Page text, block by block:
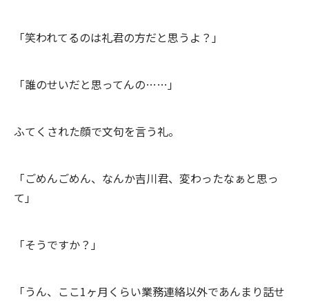
「笑われてるのは礼君の方だと思うよ？」
「誰のせいだと思ってんの……」
ふてくされた顔で文句を言う礼。
「ごめんごめん、なんか吉川君、変わったなぁと思っ
て」
「そうですか？」
「うん、ここ1ヶ月くらい業務連絡以外であんまり話せ